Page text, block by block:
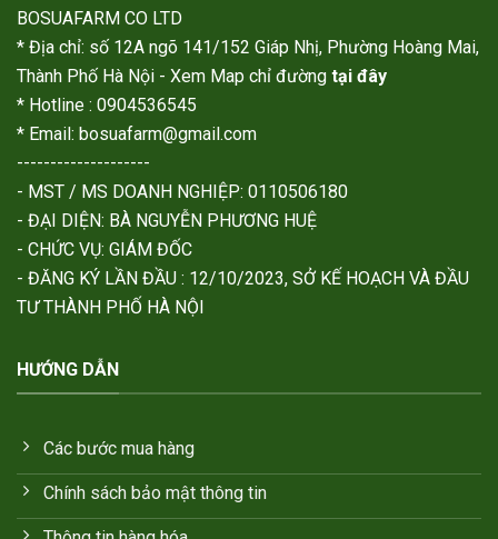
BOSUAFARM CO LTD
* Địa chỉ: số 12A ngõ 141/152 Giáp Nhị, Phường Hoàng Mai,
Thành Phố Hà Nội - Xem Map chỉ đường tại đây
* Hotline : 0904536545
* Email: bosuafarm@gmail.com
--------------------
- MST / MS DOANH NGHIỆP: 0110506180
- ĐẠI DIỆN: BÀ NGUYỄN PHƯƠNG HUỆ
- CHỨC VỤ: GIÁM ĐỐC
- ĐĂNG KÝ LẦN ĐẦU : 12/10/2023, SỞ KẾ HOẠCH VÀ ĐẦU
TƯ THÀNH PHỐ HÀ NỘI
HƯỚNG DẪN
Các bước mua hàng
Chính sách bảo mật thông tin